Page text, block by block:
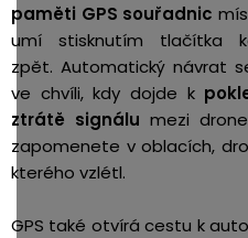
paměti GPS souřadnic
umí stisknutím tlačítka
zpět. Automatický návrat
ve chvíli, kdy dojde k
ztrátě signálu mezi
zapomenete v oblacích,
kterého vzlétl.
GPS také otvírá cestu k